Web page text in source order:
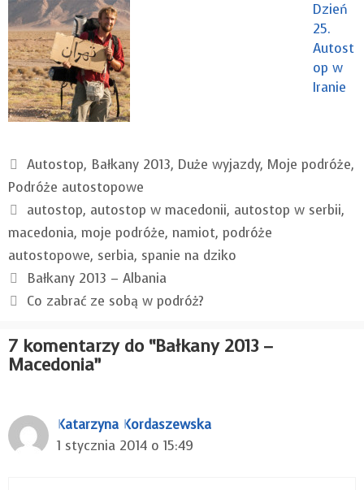
Dzień
25.
Autost
op w
Iranie
Kategorie
Autostop, Bałkany 2013, Duże wyjazdy, Moje podróże,
Podróże autostopowe
Tagi
autostop, autostop w macedonii, autostop w serbii,
macedonia, moje podróże, namiot, podróże
autostopowe, serbia, spanie na dziko
Bałkany 2013 – Albania
Co zabrać ze sobą w podróż?
7 komentarzy do “Bałkany 2013 –
Macedonia”
Katarzyna Kordaszewska
1 stycznia 2014 o 15:49